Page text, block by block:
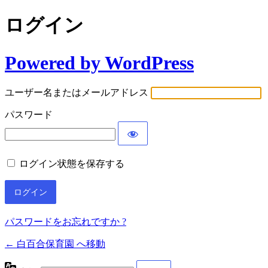
ログイン
Powered by WordPress
ユーザー名またはメールアドレス
パスワード
ログイン状態を保存する
パスワードをお忘れですか ?
← 白百合保育園 へ移動